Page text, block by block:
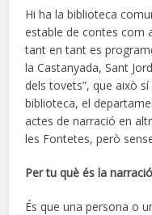
Hi ha la biblioteca
estable de contes com
tant en tant es
la Castanyada, Sant
dels tovets”, que això
biblioteca, el
actes de narració en
les Fontetes, però
Per tu què és la
És que una persona o